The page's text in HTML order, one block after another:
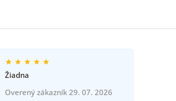
Žiadna
Overený zákazník 29. 07. 2026